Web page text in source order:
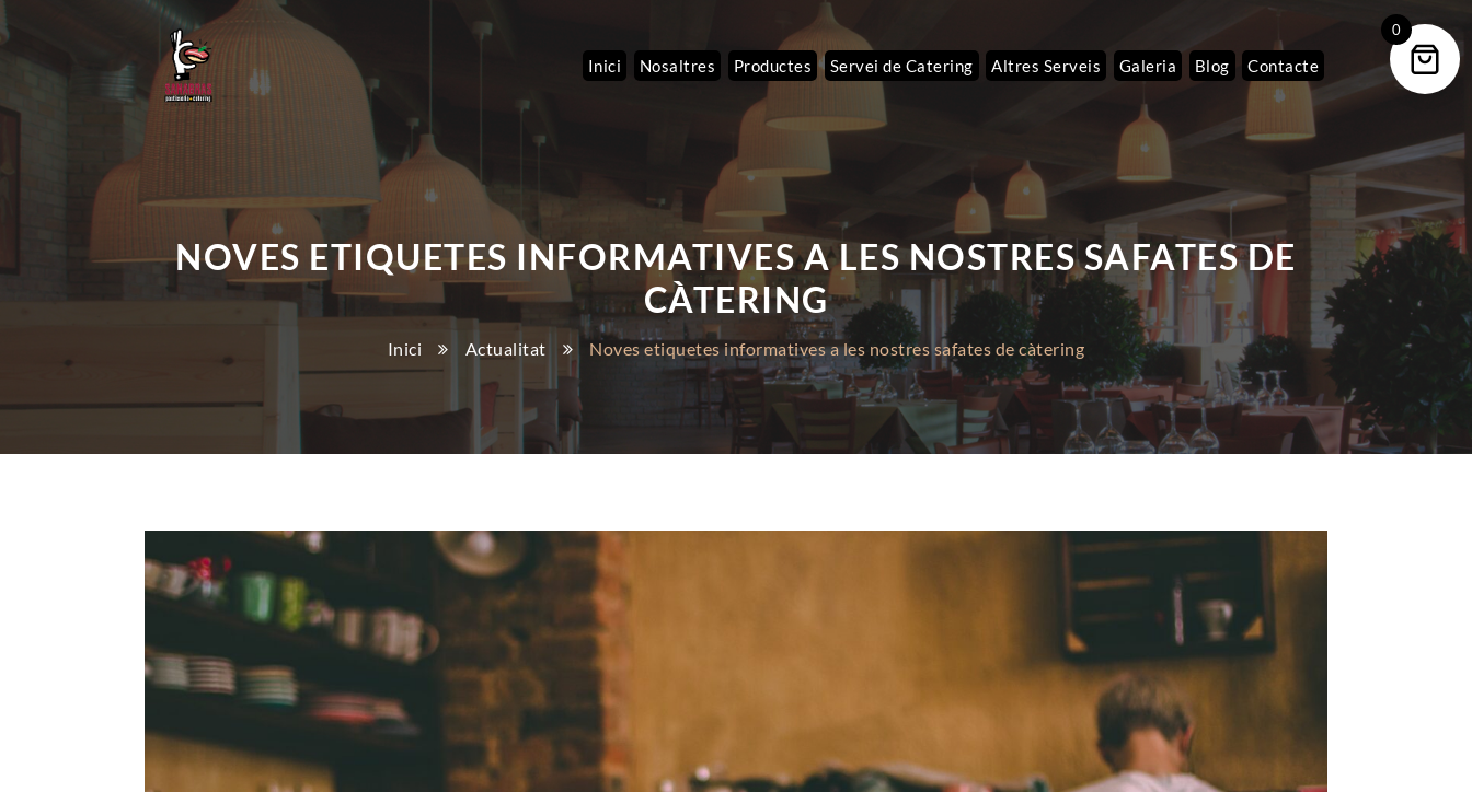
Inici Nosaltres Productes Servei de Catering Altres Serveis Galeria Blog Contacte
NOVES ETIQUETES INFORMATIVES A LES NOSTRES SAFATES DE
CÀTERING
Inici Actualitat Noves etiquetes informatives a les nostres safates de càtering
0